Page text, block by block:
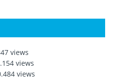
views
views
views